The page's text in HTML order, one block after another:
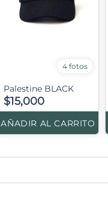
4 fotos
Palestine BLACK
$15,000
AÑADIR AL CARRITO